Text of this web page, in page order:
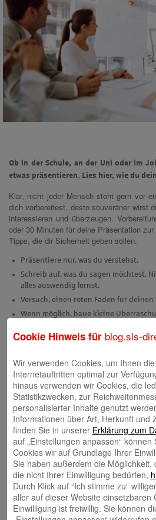
Ob in der Schule, an der Uni oder im
etwas präsentieren. Lies hier, wie du
Klar, nicht jeder Mensch steht gern vor
dich vorbereitest, desto souveräner wirst
interessieren und überzeugen.
oder 30 Minuten für deine Präsentation
Tipps, die dir Sicherheit geben sollen.
Präsentiere nur, was du verstehst.
Schreib auf, was du sagen möchtest.
alles auswendig lernst.
Versuch, einen roten Faden für
Wenn möglich, baue kleine
Vermeide komplizierte Sätze.
Sie eigentlich, dass…“
Du arbeitest mit PowerPoint? Pack nicht
Folie. Du hast jede Menge Zahlen?
du die Folien einheitlich und sauber
einfach die Folien abliest. Das ist
Probelauf für die Präsentation
Deine Präsentation ist fertig? Dann
Freundin oder einen Kollegen, dir
hängen bleibst oder verständlicher
Mach auf jeden Fall einen Technik-
Kabel? Funktioniert der Presenter, also
den Computer steuerst? Sind die
Cookie Hinweis für blog.sls-
Wir verwenden Cookies, um Ihnen
Internetauftritten optimal zur
hinaus verwenden wir Cookies, die
Statistikzwecken, zur
personalisierter Inhalte genutzt
Informationen über Art, Herkunft und
finden Sie in unserer Erklärung zum
auf „Einstellungen anpassen“
Cookies wir auf Grundlage Ihrer
Sie haben außerdem die Möglichkeit,
die nicht Ihrer Einwilligung bedürfen,
Durch Klick auf “Ich stimme zu“
aller auf dieser Website einsetzbaren
Einwilligung ist freiwillig. Sie können